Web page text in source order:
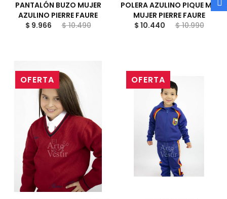
PANTALÓN BUZO MUJER
AZULINO PIERRE FAURE
$ 9.966
$ 10.490
POLERA AZULINO PIQUE MC
MUJER PIERRE FAURE
$ 10.440
$ 10.990
OFERTA OFERTA